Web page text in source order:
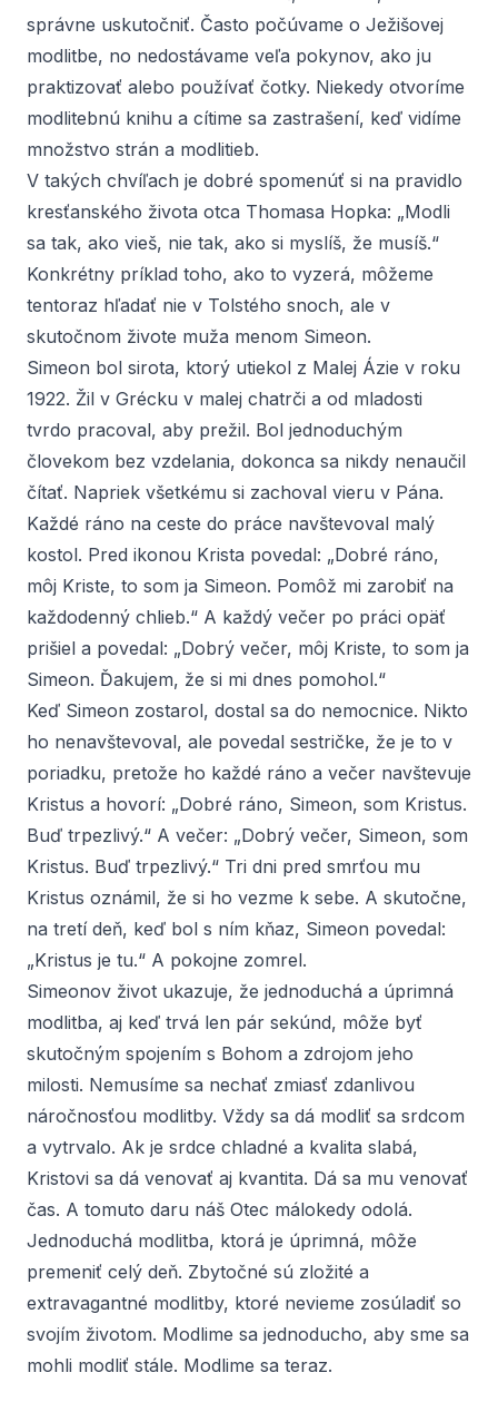
správne uskutočniť. Často počúvame o Ježišovej
modlitbe, no nedostávame veľa pokynov, ako ju
praktizovať alebo používať čotky. Niekedy otvoríme
modlitebnú knihu a cítime sa zastrašení, keď vidíme
množstvo strán a modlitieb.
V takých chvíľach je dobré spomenúť si na pravidlo
kresťanského života otca Thomasa Hopka: „Modli
sa tak, ako vieš, nie tak, ako si myslíš, že musíš.“
Konkrétny príklad toho, ako to vyzerá, môžeme
tentoraz hľadať nie v Tolstého snoch, ale v
skutočnom živote muža menom Simeon.
Simeon bol sirota, ktorý utiekol z Malej Ázie v roku
1922. Žil v Grécku v malej chatrči a od mladosti
tvrdo pracoval, aby prežil. Bol jednoduchým
človekom bez vzdelania, dokonca sa nikdy nenaučil
čítať. Napriek všetkému si zachoval vieru v Pána.
Každé ráno na ceste do práce navštevoval malý
kostol. Pred ikonou Krista povedal: „Dobré ráno,
môj Kriste, to som ja Simeon. Pomôž mi zarobiť na
každodenný chlieb.“ A každý večer po práci opäť
prišiel a povedal: „Dobrý večer, môj Kriste, to som ja
Simeon. Ďakujem, že si mi dnes pomohol.“
Keď Simeon zostarol, dostal sa do nemocnice. Nikto
ho nenavštevoval, ale povedal sestričke, že je to v
poriadku, pretože ho každé ráno a večer navštevuje
Kristus a hovorí: „Dobré ráno, Simeon, som Kristus.
Buď trpezlivý.“ A večer: „Dobrý večer, Simeon, som
Kristus. Buď trpezlivý.“ Tri dni pred smrťou mu
Kristus oznámil, že si ho vezme k sebe. A skutočne,
na tretí deň, keď bol s ním kňaz, Simeon povedal:
„Kristus je tu.“ A pokojne zomrel.
Simeonov život ukazuje, že jednoduchá a úprimná
modlitba, aj keď trvá len pár sekúnd, môže byť
skutočným spojením s Bohom a zdrojom jeho
milosti. Nemusíme sa nechať zmiasť zdanlivou
náročnosťou modlitby. Vždy sa dá modliť sa srdcom
a vytrvalo. Ak je srdce chladné a kvalita slabá,
Kristovi sa dá venovať aj kvantita. Dá sa mu venovať
čas. A tomuto daru náš Otec málokedy odolá.
Jednoduchá modlitba, ktorá je úprimná, môže
premeniť celý deň. Zbytočné sú zložité a
extravagantné modlitby, ktoré nevieme zosúladiť so
svojím životom. Modlime sa jednoducho, aby sme sa
mohli modliť stále. Modlime sa teraz.